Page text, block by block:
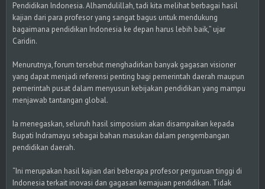
Pendidikan Indonesia. Alhamdulillah, tadi kita melihat berbagai hasil
kajian dari para profesor yang sangat bagus untuk mendukung
bagaimana pendidikan Indonesia ke depan harus lebih baik,” ujar
Caridin.
Menurutnya, forum tersebut menghadirkan banyak gagasan visioner
yang dapat menjadi referensi penting bagi pemerintah daerah maupun
pemerintah pusat dalam menyusun kebijakan pendidikan yang mampu
menjawab tantangan global.
Ia menegaskan, seluruh hasil simposium akan disampaikan kepada
Bupati Indramayu sebagai bahan masukan dalam pengembangan
pendidikan daerah.
“Ini merupakan hasil kajian dari beberapa profesor perguruan tinggi di
Indonesia terkait inovasi dan gagasan kemajuan pendidikan. Tidak